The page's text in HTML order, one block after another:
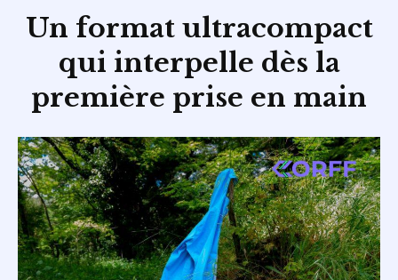
Un format ultracompact
qui interpelle dès la
première prise en main